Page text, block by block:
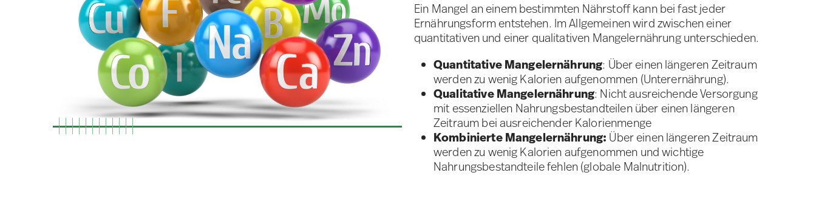
Ein Mangel an einem bestimmten Nährstoff kann bei fast jeder
Ernährungsform entstehen. Im Allgemeinen wird zwischen einer
quantitativen und einer qualitativen Mangelernährung unterschieden.
Quantitative Mangelernährung: Über einen längeren Zeitraum
werden zu wenig Kalorien aufgenommen (Unterernährung).
Qualitative Mangelernährung: Nicht ausreichende Versorgung
mit essenziellen Nahrungsbestandteilen über einen längeren
Zeitraum bei ausreichender Kalorienmenge
Kombinierte Mangelernährung: Über einen längeren Zeitraum
werden zu wenig Kalorien aufgenommen und wichtige
Nahrungsbestandteile fehlen (globale Malnutrition).